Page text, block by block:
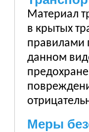
Материал
в крытых
правилами
данном
Меры